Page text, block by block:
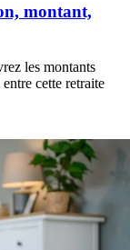
montant,
les montants
cette retraite